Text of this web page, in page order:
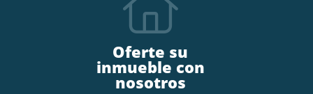
Oferte su
inmueble con
nosotros